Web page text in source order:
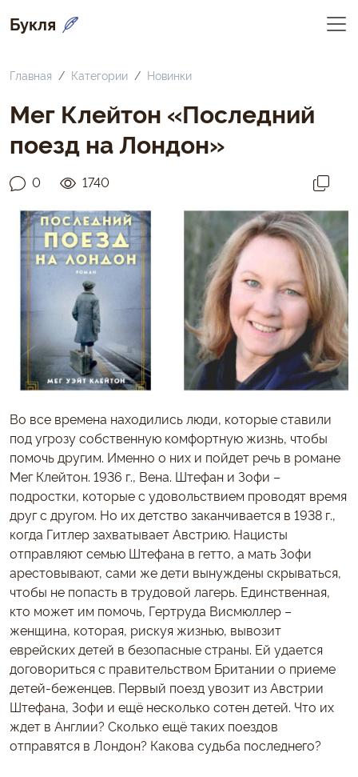
Букля
Главная Категории Новинки
Мег Клейтон «Последний
поезд на Лондон»
0 1740
Во все времена находились люди, которые ставили
под угрозу собственную комфортную жизнь, чтобы
помочь другим. Именно о них и пойдет речь в романе
Мег Клейтон. 1936 г., Вена. Штефан и Зофи –
подростки, которые с удовольствием проводят время
друг с другом. Но их детство заканчивается в 1938 г.,
когда Гитлер захватывает Австрию. Нацисты
отправляют семью Штефана в гетто, а мать Зофи
арестовывают, сами же дети вынуждены скрываться,
чтобы не попасть в трудовой лагерь. Единственная,
кто может им помочь, Гертруда Висмюллер –
женщина, которая, рискуя жизнью, вывозит
еврейских детей в безопасные страны. Ей удается
договориться с правительством Британии о приеме
детей-беженцев. Первый поезд увозит из Австрии
Штефана, Зофи и ещё несколько сотен детей. Что их
ждет в Англии? Сколько ещё таких поездов
отправятся в Лондон? Какова судьба последнего?